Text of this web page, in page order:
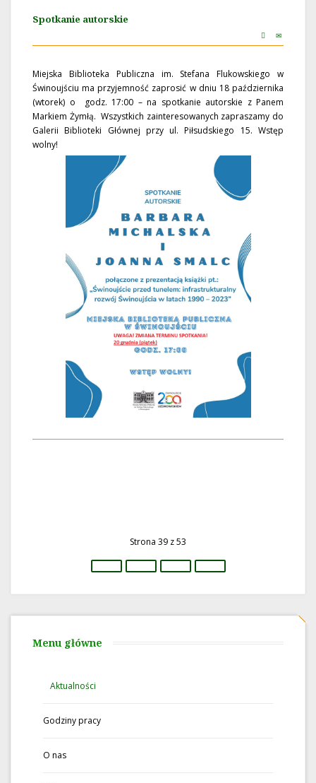
Spotkanie autorskie
Miejska Biblioteka Publiczna im. Stefana Flukowskiego w
Świnoujściu ma przyjemność zaprosić w dniu 18 października
(wtorek) o godz. 17:00 – na spotkanie autorskie z Panem
Markiem Żymłą. Wszystkich zainteresowanych zapraszamy do
Galerii Biblioteki Głównej przy ul. Piłsudskiego 15. Wstęp
wolny!
Strona 39 z 53
Menu główne
Aktualności
Godziny pracy
O nas